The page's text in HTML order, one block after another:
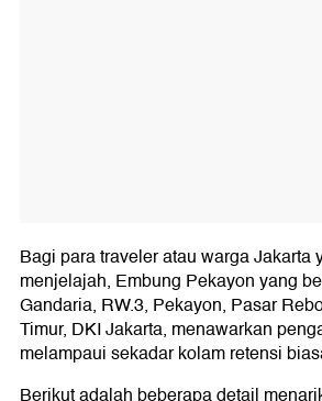
Bagi para traveler atau warga Jakarta
menjelajah, Embung Pekayon yang
Gandaria, RW.3, Pekayon, Pasar
Timur, DKI Jakarta, menawarkan
melampaui sekadar kolam retensi